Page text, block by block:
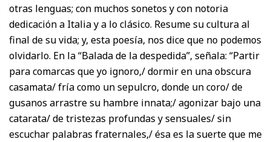
otras lenguas; con muchos sonetos y con notoria
dedicación a Italia y a lo clásico. Resume su cultura al
final de su vida; y, esta poesía, nos dice que no podemos
olvidarlo. En la “Balada de la despedida”, señala: “Partir
para comarcas que yo ignoro,/ dormir en una obscura
casamata/ fría como un sepulcro, donde un coro/ de
gusanos arrastre su hambre innata;/ agonizar bajo una
catarata/ de tristezas profundas y sensuales/ sin
escuchar palabras fraternales,/ ésa es la suerte que me